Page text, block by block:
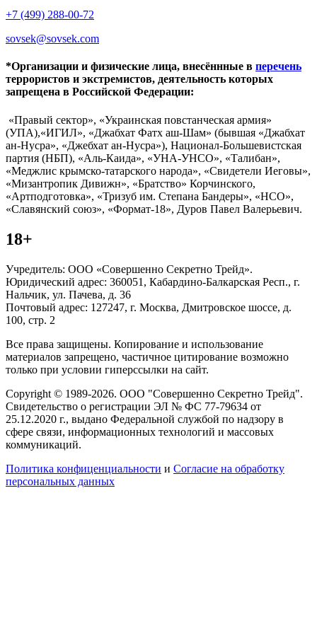
+7 (499) 288-00-72
sovsek@sovsek.com
*Организации и физические лица, внесённные в перечень
террористов и экстремистов, деятельность которых
запрещена в Российской Федерации:
«Правый сектор», «Украинская повстанческая армия»
(УПА),«ИГИЛ», «Джабхат Фатх аш-Шам» (бывшая «Джабхат
ан-Нусра», «Джебхат ан-Нусра»), Национал-Большевистская
партия (НБП), «Аль-Каида», «УНА-УНСО», «Талибан»,
«Меджлис крымско-татарского народа», «Свидетели Иеговы»,
«Мизантропик Дивижн», «Братство» Корчинского,
«Артподготовка», «Тризуб им. Степана Бандеры», «НСО»,
«Славянский союз», «Формат-18», Дуров Павел Валерьевич.
18+
Учредитель: ООО «Совершенно Секретно Трейд».
Юридический адрес: 360051, Кабардино-Балкарская Респ., г.
Нальчик, ул. Пачева, д. 36
Почтовый адрес: 127247, г. Москва, Дмитровское шоссе, д.
100, стр. 2
Все права защищены. Копирование и использование
материалов запрещено, частичное цитирование возможно
только при условии гиперссылки на сайт.
Copyright © 1989-2026. ООО "Совершенно Секретно Трейд".
Свидетельство о регистрации ЭЛ № ФС 77-79634 от
25.12.2020 г., выдано Федеральной службой по надзору в
сфере связи, информационных технологий и массовых
коммуникаций.
Политика конфиценциальности и Согласие на обработку
персональных данных